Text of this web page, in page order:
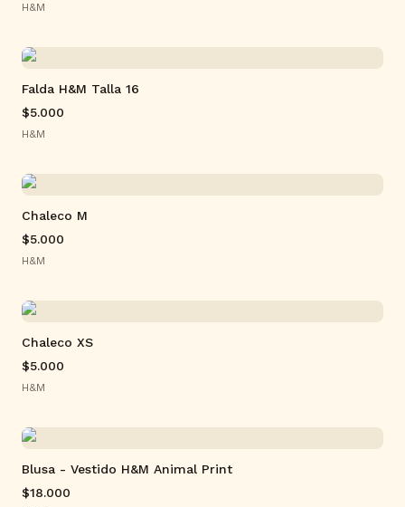
H&M
Falda H&M Talla 16
$5.000
H&M
Chaleco M
$5.000
H&M
Chaleco XS
$5.000
H&M
Blusa - Vestido H&M Animal Print
$18.000